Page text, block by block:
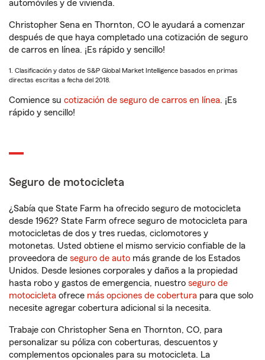
automóviles y de vivienda.
Christopher Sena en Thornton, CO le ayudará a comenzar
después de que haya completado una cotización de seguro
de carros en línea. ¡Es rápido y sencillo!
1. Clasificación y datos de S&P Global Market Intelligence basados en primas
directas escritas a fecha del 2018.
Comience su cotización de seguro de carros en línea. ¡Es
rápido y sencillo!
Seguro de motocicleta
¿Sabía que State Farm ha ofrecido seguro de motocicleta
desde 1962? State Farm ofrece seguro de motocicleta para
motocicletas de dos y tres ruedas, ciclomotores y
motonetas. Usted obtiene el mismo servicio confiable de la
proveedora de seguro de auto más grande de los Estados
Unidos. Desde lesiones corporales y daños a la propiedad
hasta robo y gastos de emergencia, nuestro seguro de
motocicleta ofrece más opciones de cobertura para que solo
necesite agregar cobertura adicional si la necesita.
Trabaje con Christopher Sena en Thornton, CO, para
personalizar su póliza con coberturas, descuentos y
complementos opcionales para su motocicleta. La